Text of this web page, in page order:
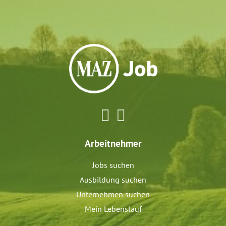
Arbeitnehmer
Jobs suchen
Ausbildung suchen
Unternehmen suchen
Mein Lebenslauf